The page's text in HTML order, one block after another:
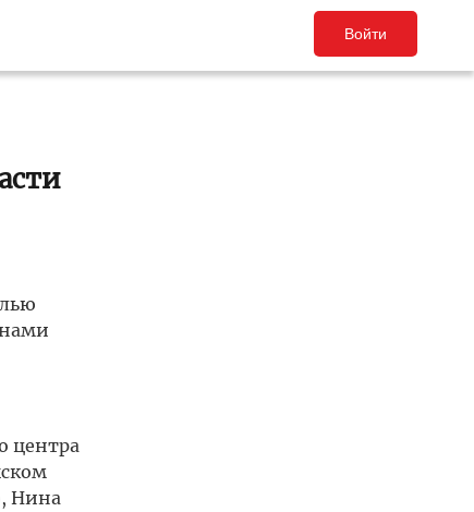
Войти
центра
Нина